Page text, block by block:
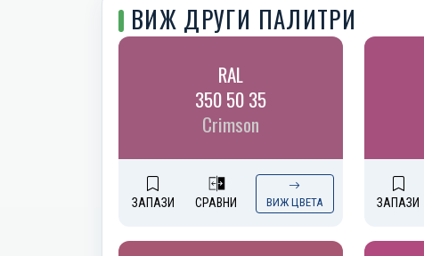
ВИЖ ДРУГИ ПАЛИТРИ
RAL
350 50 35
Crimson
ЗАПАЗИ СРАВНИ ВИЖ ЦВЕТА ЗАПАЗИ